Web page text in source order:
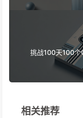
挑战100天100
相关推荐